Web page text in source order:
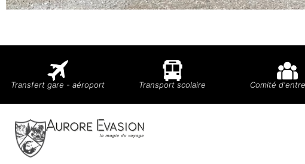
Transfert gare - aéroport Transport scolaire Comité